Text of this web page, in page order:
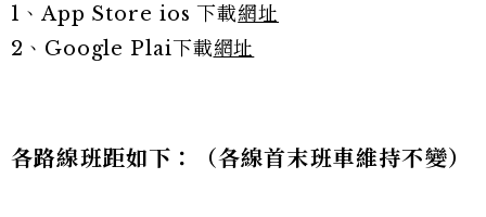
1、App Store ios 下載網址
2、Google Plai下載網址
各路線班距如下：（各線首末班車維持不變）